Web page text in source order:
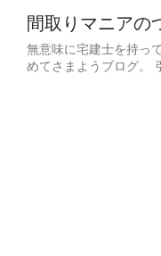
間取りマニアの
無意味に宅建士を持っ
めてさまようブログ。